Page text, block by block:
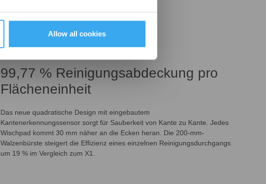
Allow all cookies
99,77 % Reinigungsabdeckung pro
Flächeneinheit
Das neue quadratische Design mit eingebautem
Kantenerkennungssensor sorgt für Sauberkeit von Kante zu Kante. Jedes
Wischpad kommt 30 mm näher an die Ecken heran. Die 200-mm-
Walzenbürste steigert die Effizienz eines einzelnen Reinigungsdurchgangs
um 19 % im Vergleich zum X1.